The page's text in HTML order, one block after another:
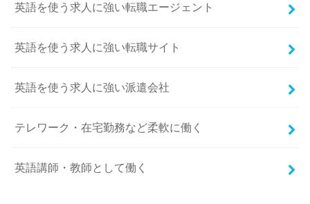
英語を使う求人に強い転職エージェント
英語を使う求人に強い転職サイト
英語を使う求人に強い派遣会社
テレワーク・在宅勤務など柔軟に働く
英語講師・教師として働く